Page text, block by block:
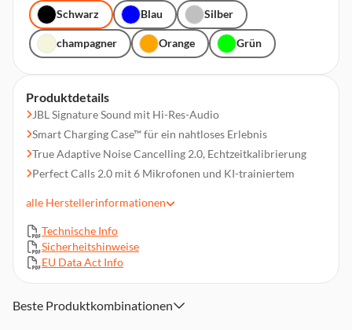
Produktdetails
JBL Signature Sound mit Hi-Res-Audio
Smart Charging Case™ für ein nahtloses Erlebnis
True Adaptive Noise Cancelling 2.0, Echtzeitkalibrierung
Perfect Calls 2.0 mit 6 Mikrofonen und KI-trainiertem
Bis zu 50 Stunden Wiedergabezeit sowie kabelloses Laden
Bluetooth® der nächsten Generation mit LE Audio
Wasser- und staubresistentes Design gemäß IP54
Personi-Fi 3.0
Mit der JBL Headphones App kannst du alles selbst steuern
Einfacher Zugriff auf Google Finder und Audio Switch
alle Herstellerinformationen
Technische Info
Sicherheitshinweise
EU Data Act Info
Schwarz
Blau Silber
champagner Orange Grün
Beste Produktkombinationen